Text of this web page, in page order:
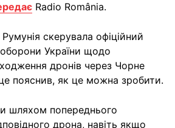
Radio România.
скерувала офіційний
України щодо
дронів через Чорне
пояснив, як це можна зробити.
шляхом попереднього
дрона, навіть якщо